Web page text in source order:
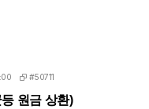
#50711
원금 상환)